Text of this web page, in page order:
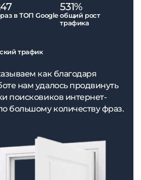
в ТОП Google
531%
общий рост
трафика
трафик
как благодаря
нам удалось продвинуть
поисковиков интернет-
большому количеству фраз.